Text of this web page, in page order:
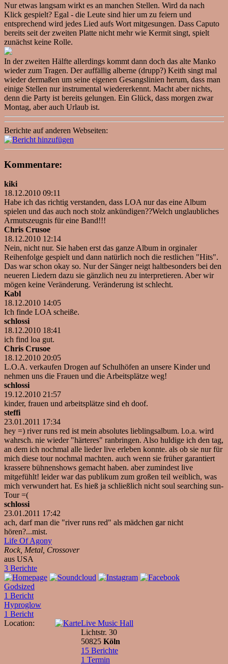
Nur etwas langsam wirkt es an manchen Stellen. Wird da nach
Klick gespielt? Egal - die Leute sind hier um zu feiern und
entsprechend wird jedes Lied aufs Wort mitgesungen. Dass Caputo
bereits seit der zweiten Platte nicht mehr wie Kermit singt, spielt
zunächst keine Rolle.
In der zweiten Hälfte allerdings kommt dann doch das alte Manko
wieder zum Tragen. Der auffällig alberne (drupp?) Keith singt mal
wieder dermaßen um seine eigenen Gesangslinien herum, dass man
einige Stellen nur instrumental wiedererkennt. Macht aber nichts,
denn die Party ist bereits gelungen. Ein Glück, dass morgen zwar
Montag, aber auch Urlaub ist.
Berichte auf anderen Webseiten:
Kommentare:
kiki
18.12.2010 09:11
Habe ich das richtig verstanden, dass LOA nur das eine Album
spielen und das auch noch stolz ankündigen??Welch unglaubliches
Armutszeugnis für eine Band!!!
Chris Crusoe
18.12.2010 12:14
Nein, nicht nur. Sie haben erst das ganze Album in orginaler
Reihenfolge gespielt und dann natürlich noch die restlichen "Hits".
Das war schon okay so. Nur der Sänger neigt haltbesonders bei den
neueren Liedern dazu sie gänzlich neu zu interpretieren. Aber wir
mögen keine Veränderung. Veränderung ist schlecht.
Kabl
18.12.2010 14:05
Ich finde LOA scheiße.
schlossi
18.12.2010 18:41
ich find loa gut.
Chris Crusoe
18.12.2010 20:05
L.O.A. verkaufen Drogen auf Schulhöfen an unsere Kinder und
nehmen uns die Frauen und die Arbeitsplätze weg!
schlossi
19.12.2010 21:57
kinder, frauen und arbeitsplätze sind eh doof.
steffi
23.01.2011 17:34
hey =) river runs red ist mein absolutes lieblingsalbum. l.o.a. wird
wahrsch. nie wieder "härteres" ranbringen. Also huldige ich den tag,
an dem ich nochmal alle lieder live erleben konnte. als ob sie nur für
mich diese tour nochmal machten. auch wenn sie früher garantiert
krassere bühnenshows gemacht haben. aber zumindest live
mitgefühlt! leider war das publikum zum großen teil weiblich, was
mich verwundert hat. Es hieß ja schließlich nicht soul searching sun-
Tour =(
schlossi
23.01.2011 17:42
ach, darf man die "river runs red" als mädchen gar nicht
hören?...mist.
Life Of Agony
Rock, Metal, Crossover
aus USA
3 Berichte
Godsized
1 Bericht
Hyproglow
1 Bericht
Location:
Live Music Hall
Lichtstr. 30
50825 Köln
15 Berichte
1 Termin